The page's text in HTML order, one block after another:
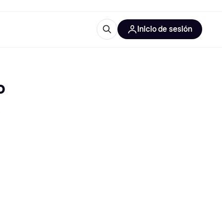
Inicio de sesión